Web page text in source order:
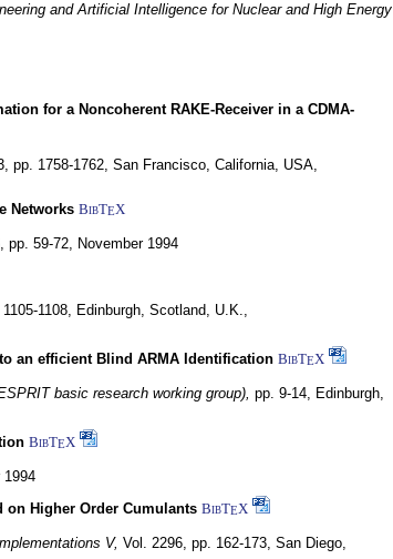
and Artificial Intelligence for Nuclear and High Energy
for a Noncoherent RAKE-Receiver in a CDMA-
pp. 1758-1762, San Francisco, California, USA,
Networks BibTEX
pp. 59-72, November 1994
1108, Edinburgh, Scotland, U.K.,
an efficient Blind ARMA Identification BibTEX
basic research working group), pp. 9-14, Edinburgh,
BibTEX
1994
on Higher Order Cumulants BibTEX
V, Vol. 2296, pp. 162-173, San Diego,